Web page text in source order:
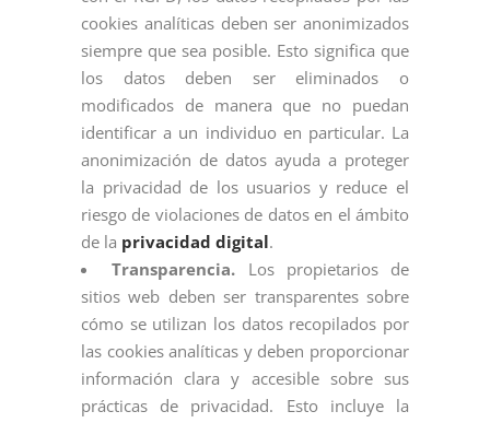
cookies analíticas deben ser anonimizados
siempre que sea posible. Esto significa que
los datos deben ser eliminados o
modificados de manera que no puedan
identificar a un individuo en particular. La
anonimización de datos ayuda a proteger
la privacidad de los usuarios y reduce el
riesgo de violaciones de datos en el ámbito
de la privacidad digital.
Transparencia. Los propietarios de
sitios web deben ser transparentes sobre
cómo se utilizan los datos recopilados por
las cookies analíticas y deben proporcionar
información clara y accesible sobre sus
prácticas de privacidad. Esto incluye la